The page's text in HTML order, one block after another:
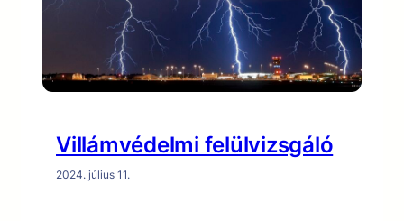
Villámvédelmi felülvizsgáló
2024. július 11.